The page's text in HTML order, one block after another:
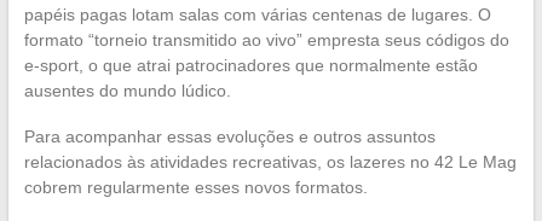
papéis pagas lotam salas com várias centenas de lugares. O
formato “torneio transmitido ao vivo” empresta seus códigos do
e-sport, o que atrai patrocinadores que normalmente estão
ausentes do mundo lúdico.
Para acompanhar essas evoluções e outros assuntos
relacionados às atividades recreativas, os lazeres no 42 Le Mag
cobrem regularmente esses novos formatos.